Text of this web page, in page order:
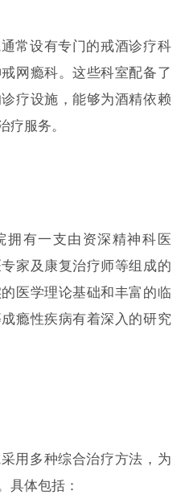
常设有专门的戒酒诊疗科
网瘾科。这些科室配备了
疗设施，能够为酒精依赖
疗服务。
拥有一支由资深精神科医
家及康复治疗师等组成的
医学理论基础和丰富的临
瘾性疾病有着深入的研究
用多种综合治疗方法，为
具体包括：